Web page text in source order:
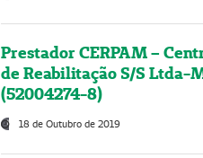
Prestador CERPAM –
de Reabilitação S/S Ltda-
(52004274-8)
18 de Outubro de 2019